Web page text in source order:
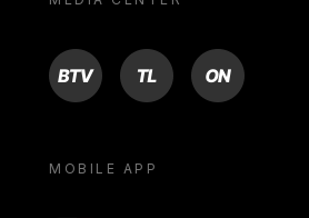
BTV TL ON
MOBILE APP